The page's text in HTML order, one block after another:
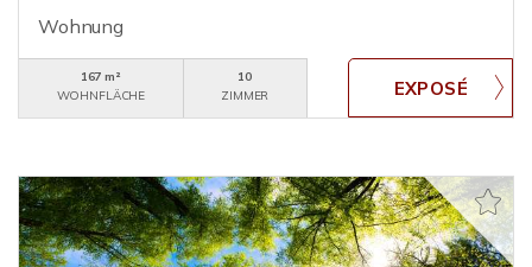
Wohnung
167 m²
WOHNFLÄCHE
10
ZIMMER